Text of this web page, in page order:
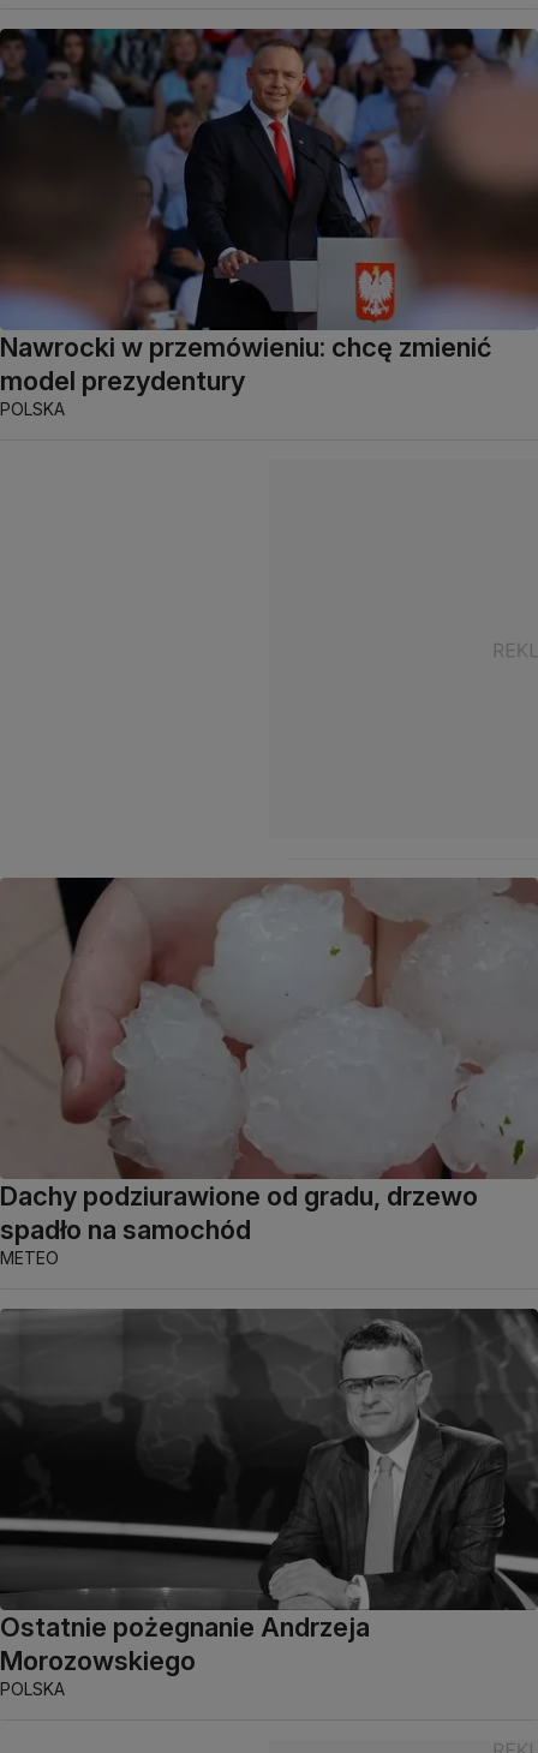
Nawrocki w przemówieniu: chcę zmienić
model prezydentury
POLSKA
Dachy podziurawione od gradu, drzewo
spadło na samochód
METEO
Ostatnie pożegnanie Andrzeja
Morozowskiego
POLSKA